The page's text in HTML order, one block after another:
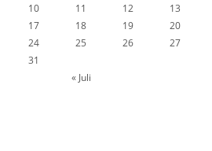
« Juli
10
11 12 13
17
18 19 20
24
25 26 27
31